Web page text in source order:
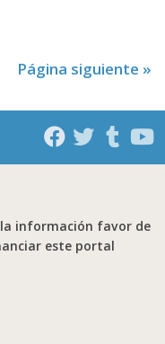
Página siguiente »
información favor de
este portal